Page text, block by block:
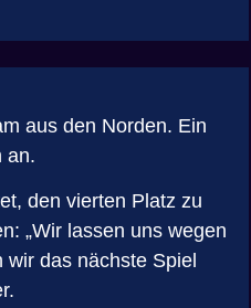
aus den Norden. Ein
an.
den vierten Platz zu
„Wir lassen uns wegen
das nächste Spiel